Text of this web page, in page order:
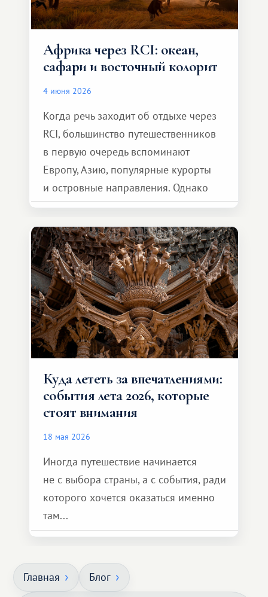
Африка через RCI: океан,
сафари и восточный колорит
4 июня 2026
Когда речь заходит об отдыхе через
RCI, большинство путешественников
в первую очередь вспоминают
Европу, Азию, популярные курорты
и островные направления. Однако
возможности обменной системы
значительно шире. Среди них есть
и Африка — континент, который
способен подарить совершенно иной
формат путешествия.
Куда лететь за впечатлениями:
события лета 2026, которые
стоят внимания
18 мая 2026
Иногда путешествие начинается
не с выбора страны, а с события, ради
которого хочется оказаться именно
там...
Главная Блог